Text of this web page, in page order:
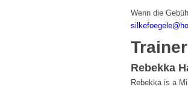
Wenn die
Rebekka
Rebekka is a